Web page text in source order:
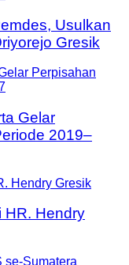
Usulkan
Gresik
Gelar
2019–
HR. Hendry